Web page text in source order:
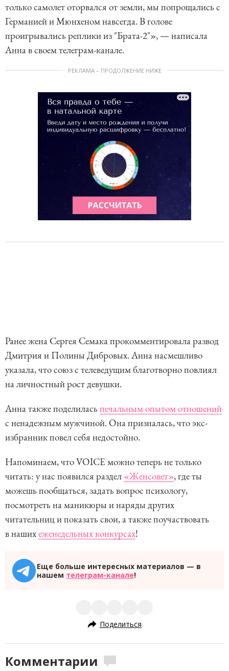
только самолет оторвался от земли, мы попрощались с
Германией и Мюнхеном навсегда. В голове
проигрывались реплики из "Брата-2"», — написала
Анна в своем телеграм-канале.
РЕКЛАМА – ПРОДОЛЖЕНИЕ НИЖЕ
Ранее жена Сергея Семака прокомментировала развод
Дмитрия и Полины Дибровых. Анна насмешливо
указала, что союз с телеведущим благотворно повлиял
на личностный рост девушки.
Анна также поделилась печальным опытом отношений
с ненадежным мужчиной. Она призналась, что экс-
избранник повел себя недостойно.
Напоминаем, что VOICE можно теперь не только
читать: у нас появился раздел «Женсовет», где ты
можешь пообщаться, задать вопрос психологу,
посмотреть на маникюры и наряды других
читательниц и показать свои, а также поучаствовать
в нашихеженедельных конкурсах!
Еще больше интересных материалов — в
нашем телеграм-канале!
Поделиться
Комментарии